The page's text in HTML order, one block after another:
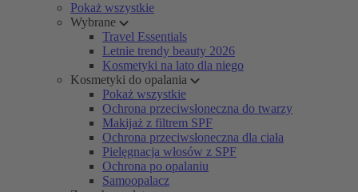
Pokaż wszystkie
Wybrane
Travel Essentials
Letnie trendy beauty 2026
Kosmetyki na lato dla niego
Kosmetyki do opalania
Pokaż wszystkie
Ochrona przeciwsłoneczna do twarzy
Makijaż z filtrem SPF
Ochrona przeciwsłoneczna dla ciała
Pielęgnacja włosów z SPF
Ochrona po opalaniu
Samoopalacz